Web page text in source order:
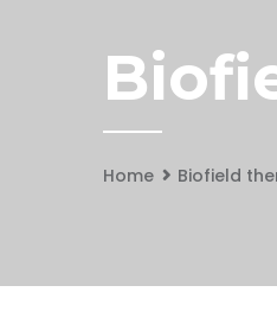
Home Biofield